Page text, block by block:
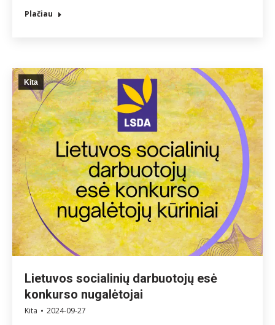
Plačiau
Kita
Lietuvos socialinių darbuotojų esė
konkurso nugalėtojai
Kita 2024-09-27